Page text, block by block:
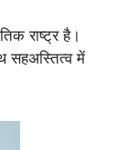
राष्ट्र है।
सहअस्तित्व में